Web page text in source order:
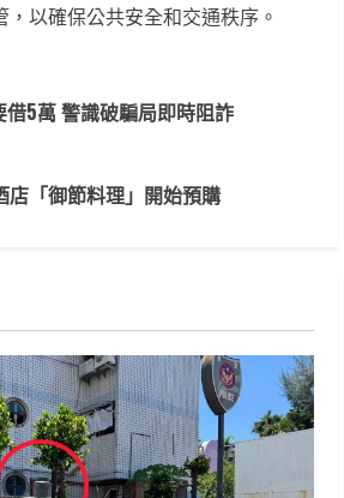
以確保公共安全和交通秩序。
借5萬 警識破騙局即時阻詐
店「御節料理」開始預購